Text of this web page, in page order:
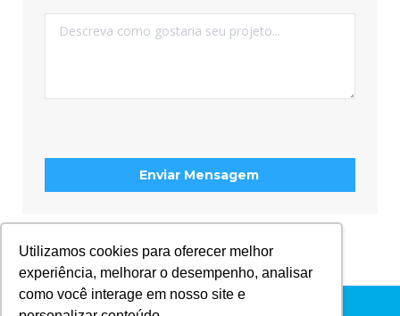
Utilizamos cookies para oferecer melhor
experiência, melhorar o desempenho, analisar
como você interage em nosso site e